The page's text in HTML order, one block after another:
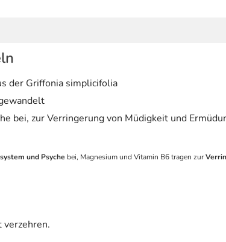
der Griffonia simplicifolia
bei, zur Verringerung von Müdigkeit und
und Psyche bei, Magnesium und Vitamin B6 tragen zur
verzehren.